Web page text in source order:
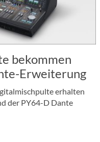
bekommen
Erweiterung
erhalten
der PY64-D Dante